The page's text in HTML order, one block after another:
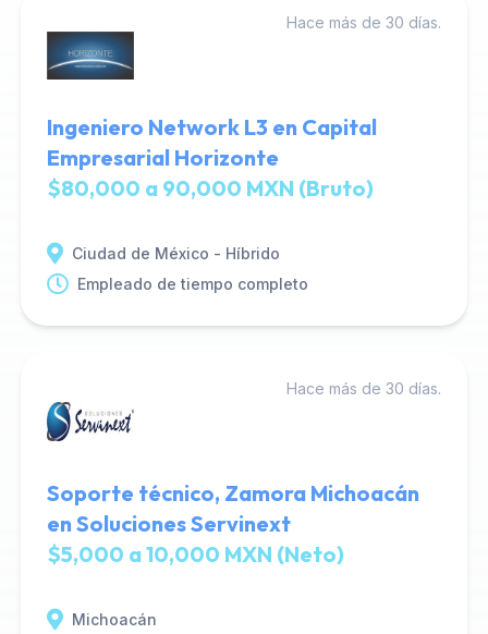
Hace más de 30 días.
Ingeniero Network L3 en Capital
Empresarial Horizonte
$80,000 a 90,000 MXN (Bruto)
Ciudad de México - Híbrido
Empleado de tiempo completo
Hace más de 30 días.
Soporte técnico, Zamora Michoacán
en Soluciones Servinext
$5,000 a 10,000 MXN (Neto)
Michoacán